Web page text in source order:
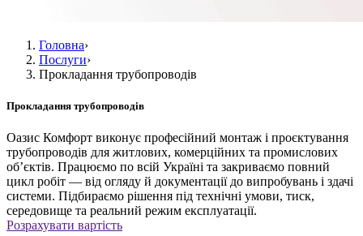
Головна›
Послуги›
Прокладання трубопроводів
Прокладання трубопроводів
Оазис Комфорт виконує професійний монтаж і проєктування
трубопроводів для житлових, комерційних та промислових
об’єктів. Працюємо по всій Україні та закриваємо повний
цикл робіт — від огляду й документації до випробувань і здачі
системи. Підбираємо рішення під технічні умови, тиск,
середовище та реальний режим експлуатації.
Розрахувати вартість